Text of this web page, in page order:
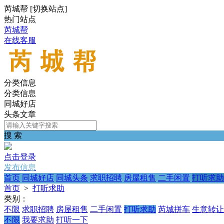
芮城帮 [切换站点]
热门站点
芮城帮
在线客服
分类信息
分类信息
同城好店
头条文章
搜 索
点击登录
发布信息
首页 同城好店 同城头条 求职招聘 房屋租售 二手闲置 打听求助
首页 > 打听求助
类别：
不限 求职招聘 房屋租售 二手闲置 打听求助 芮城拼车 生意转让
不限 我要求助 打听一下